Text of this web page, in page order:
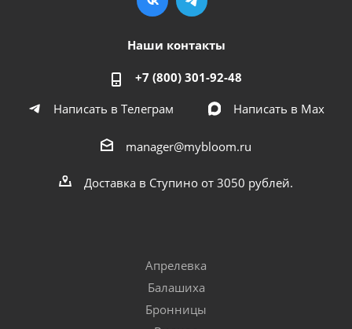
Наши контакты
+7 (800) 301-92-48
Написать в Телеграм
Написать в Мах
manager@mybloom.ru
Доставка в Ступино от 3050 рублей.
Апрелевка
Балашиха
Бронницы